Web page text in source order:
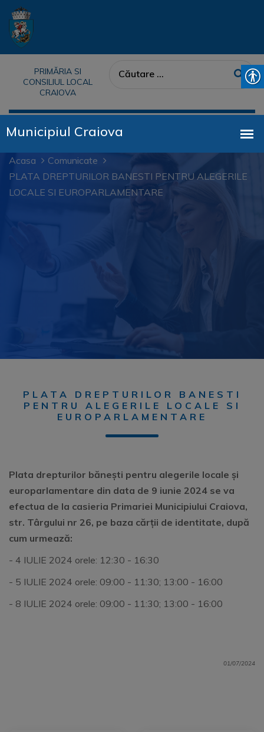
PRIMĂRIA SI
CONSILIUL LOCAL
CRAIOVA
Acasa
Comunicate
PLATA DREPTURILOR BANESTI PENTRU ALEGERILE
LOCALE SI EUROPARLAMENTARE
PLATA DREPTURILOR BANESTI
PENTRU ALEGERILE LOCALE SI
EUROPARLAMENTARE
Plata drepturilor bănești pentru alegerile locale și
europarlamentare din data de 9 iunie 2024 se va
efectua de la casieria Primariei Municipiului Craiova,
str. Târgului nr 26, pe baza cărții de identitate, după
cum urmează:
- 4 IULIE 2024 orele: 12:30 - 16:30
- 5 IULIE 2024 orele: 09:00 - 11:30; 13:00 - 16:00
- 8 IULIE 2024 orele: 09:00 - 11:30; 13:00 - 16:00
01/07/2024